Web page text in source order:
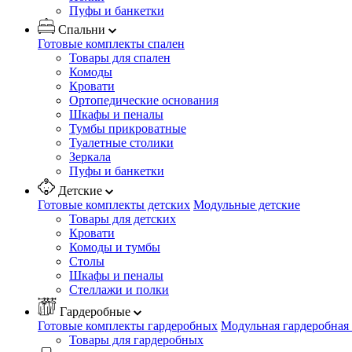
Пуфы и банкетки
Спальни
Готовые комплекты спален
Товары для спален
Комоды
Кровати
Ортопедические основания
Шкафы и пеналы
Тумбы прикроватные
Туалетные столики
Зеркала
Пуфы и банкетки
Детские
Готовые комплекты детских Модульные детские
Товары для детских
Кровати
Комоды и тумбы
Столы
Шкафы и пеналы
Стеллажи и полки
Гардеробные
Готовые комплекты гардеробных Модульная
Товары для гардеробных